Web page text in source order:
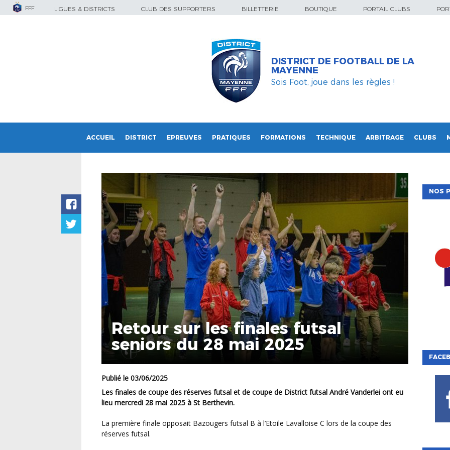
FFF LIGUES & DISTRICTS CLUB DES SUPPORTERS BILLETTERIE BOUTIQUE PORTAIL CLUBS
DISTRICT DE FOOTBALL DE LA
MAYENNE
Sois Foot, joue dans les règles !
ACCUEIL DISTRICT EPREUVES PRATIQUES FORMATIONS TECHNIQUE ARBITRAGE CLUBS
Retour sur les finales futsal
seniors du 28 mai 2025
Publié le 03/06/2025
Les finales de coupe des réserves futsal et de coupe de District futsal André Vanderlei ont eu
lieu mercredi 28 mai 2025 à St Berthevin.
La première finale opposait Bazougers futsal B à l’Etoile Lavalloise C lors de la coupe des
réserves futsal.
NOS